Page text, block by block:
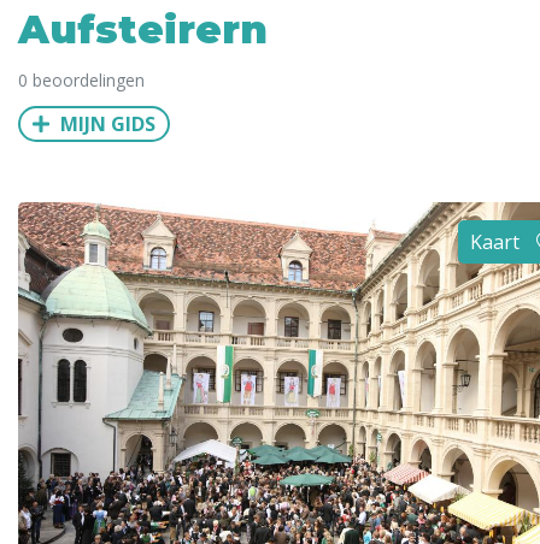
Europa
Noord-Amerika
Azië
Uitgelichte bestemmingen
Alle steden
Phoenix
Aufsteirern
0 beoordelingen
MIJN GIDS
Kaart